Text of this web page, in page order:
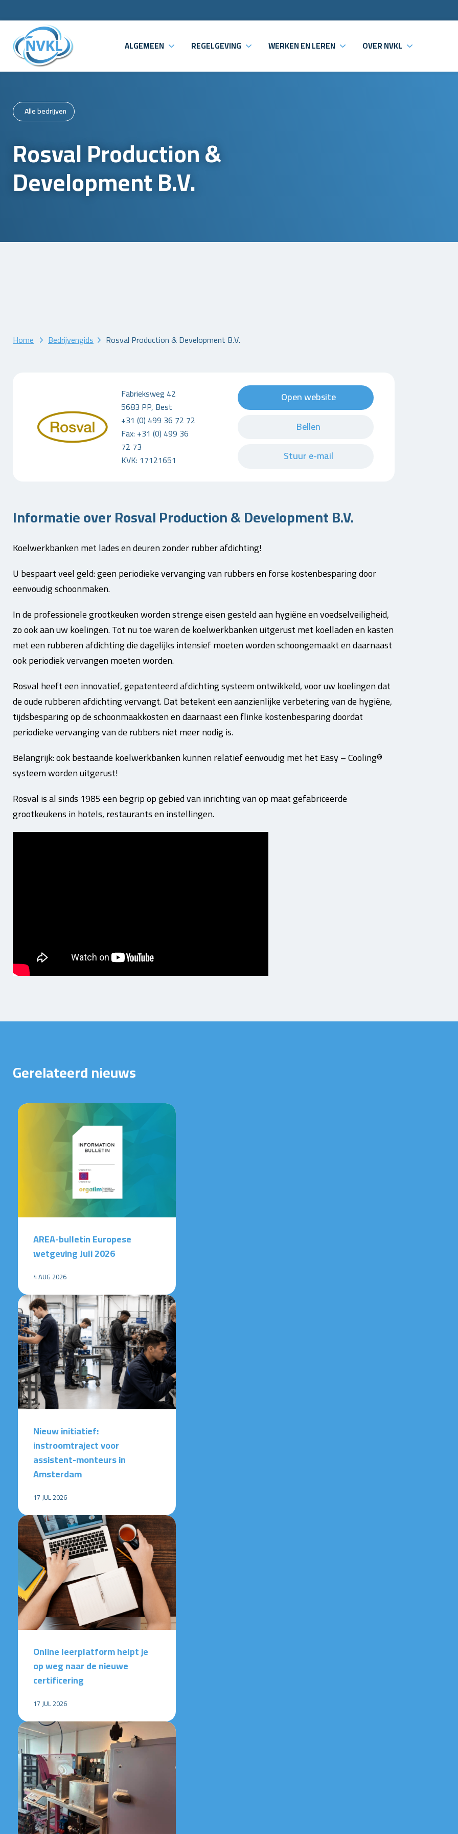
ALGEMEEN REGELGEVING WERKEN EN LEREN OVER NVKL
Alle bedrijven
Rosval Production &
Development B.V.
Home Bedrijvengids Rosval Production & Development B.V.
Fabrieksweg 42
5683 PP, Best
+31 (0) 499 36 72 72
Fax: +31 (0) 499 36
72 73
KVK: 17121651
Open website
Bellen
Stuur e-mail
Informatie over Rosval Production & Development B.V.
Koelwerkbanken met lades en deuren zonder rubber afdichting!
U bespaart veel geld: geen periodieke vervanging van rubbers en forse kostenbesparing door
eenvoudig schoonmaken.
In de professionele grootkeuken worden strenge eisen gesteld aan hygiëne en voedselveiligheid,
zo ook aan uw koelingen. Tot nu toe waren de koelwerkbanken uitgerust met koelladen en kasten
met een rubberen afdichting die dagelijks intensief moeten worden schoongemaakt en daarnaast
ook periodiek vervangen moeten worden.
Rosval heeft een innovatief, gepatenteerd afdichting systeem ontwikkeld, voor uw koelingen dat
de oude rubberen afdichting vervangt. Dat betekent een aanzienlijke verbetering van de hygiëne,
tijdsbesparing op de schoonmaakkosten en daarnaast een flinke kostenbesparing doordat
periodieke vervanging van de rubbers niet meer nodig is.
Belangrijk: ook bestaande koelwerkbanken kunnen relatief eenvoudig met het Easy – Cooling®
systeem worden uitgerust!
Rosval is al sinds 1985 een begrip op gebied van inrichting van op maat gefabriceerde
grootkeukens in hotels, restaurants en instellingen.
Gerelateerd nieuws
AREA-bulletin Europese
wetgeving Juli 2026
4 AUG 2026
Nieuw initiatief:
instroomtraject voor
assistent-monteurs in
Amsterdam
17 JUL 2026
Online leerplatform helpt je
op weg naar de nieuwe
certificering
17 JUL 2026